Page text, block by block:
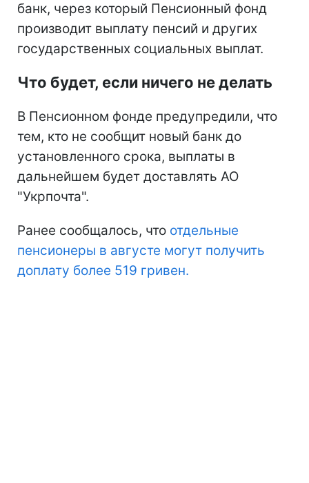
банк, через который Пенсионный фонд
производит выплату пенсий и других
государственных социальных выплат.
Что будет, если ничего не делать
В Пенсионном фонде предупредили, что
тем, кто не сообщит новый банк до
установленного срока, выплаты в
дальнейшем будет доставлять АО
"Укрпочта".
Ранее сообщалось, что отдельные
пенсионеры в августе могут получить
доплату более 519 гривен.